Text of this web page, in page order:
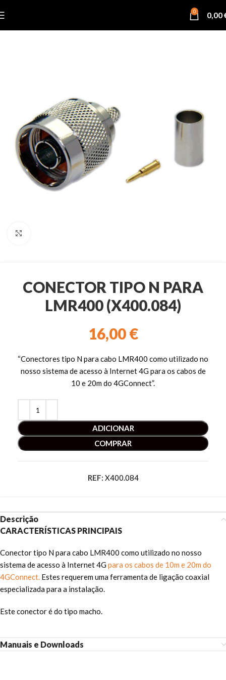
0 0,00
CONECTOR TIPO N PARA
LMR400 (X400.084)
16,00€
“Conectores tipo N para cabo LMR400 como utilizado no
nosso sistema de acesso à Internet 4G para os cabos de
10 e 20m do 4GConnect”.
ADICIONAR
COMPRAR
REF: X400.084
Descrição
CARACTERÍSTICAS PRINCIPAIS
Conector tipo N para cabo LMR400 como utilizado no nosso
sistema de acesso à Internet 4Gpara os cabos de 10m e 20m do
4GConnect. Estes requerem uma ferramenta de ligação coaxial
especializada para a instalação.
Este conector é do tipo macho.
Manuais e Downloads